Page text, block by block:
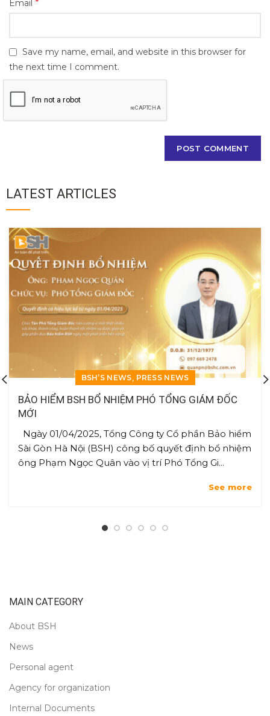
Email *
Save my name, email, and website in this browser for
the next time I comment.
LATEST ARTICLES
BSH’S NEWS, PRESS NEWS
BẢO HIỂM BSH BỔ NHIỆM PHÓ TỔNG GIÁM ĐỐC
MỚI
Ngày 01/04/2025, Tổng Công ty Cổ phần Bảo hiểm
Sài Gòn Hà Nội (BSH) công bố quyết định bổ nhiệm
ông Phạm Ngọc Quân vào vị trí Phó Tổng Gi...
See more
MAIN CATEGORY
About BSH
News
Personal agent
Agency for organization
Internal Documents